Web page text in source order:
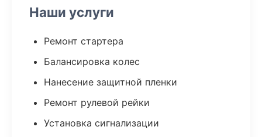
Наши услуги
Ремонт стартера
Балансировка колес
Нанесение защитной пленки
Ремонт рулевой рейки
Установка сигнализации